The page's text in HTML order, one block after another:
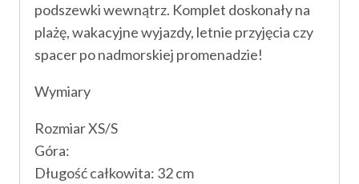
podszewki wewnątrz. Komplet doskonały na
plażę, wakacyjne wyjazdy, letnie przyjęcia czy
spacer po nadmorskiej promenadzie!
Wymiary
Rozmiar XS/S
Góra:
Długość całkowita: 32 cm